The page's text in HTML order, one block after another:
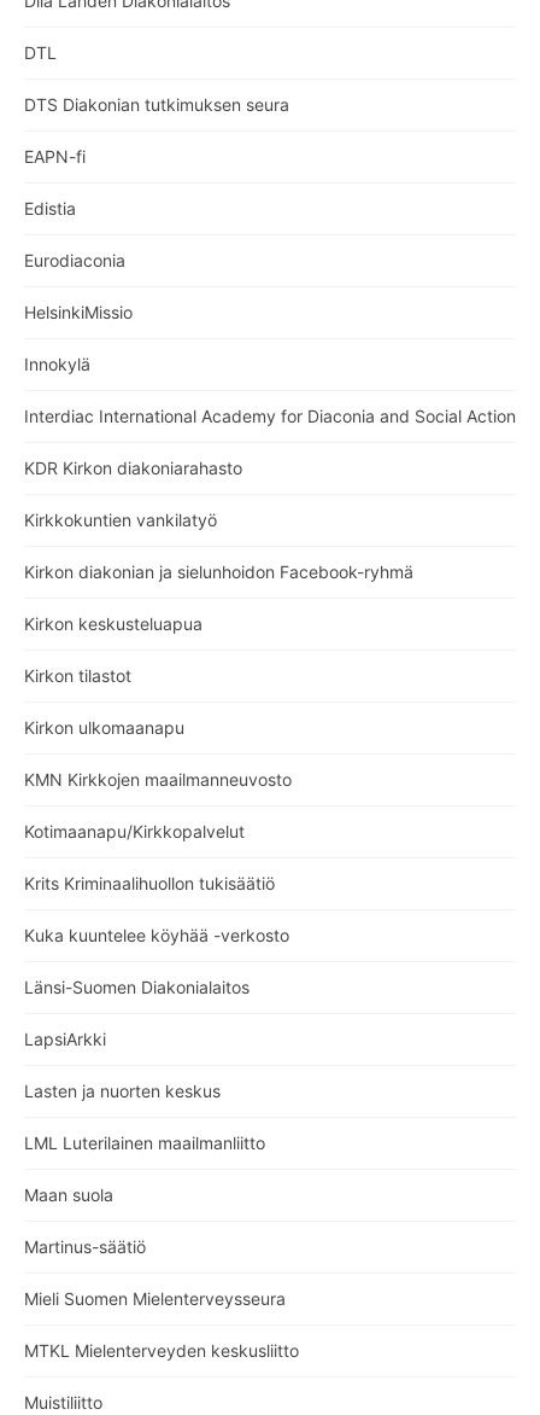
DTL
DTS Diakonian tutkimuksen seura
EAPN-fi
Edistia
Eurodiaconia
HelsinkiMissio
Innokylä
Interdiac International Academy for Diaconia and Social Action
KDR Kirkon diakoniarahasto
Kirkkokuntien vankilatyö
Kirkon diakonian ja sielunhoidon Facebook-ryhmä
Kirkon keskusteluapua
Kirkon tilastot
Kirkon ulkomaanapu
KMN Kirkkojen maailmanneuvosto
Kotimaanapu/Kirkkopalvelut
Krits Kriminaalihuollon tukisäätiö
Kuka kuuntelee köyhää -verkosto
Länsi-Suomen Diakonialaitos
LapsiArkki
Lasten ja nuorten keskus
LML Luterilainen maailmanliitto
Maan suola
Martinus-säätiö
Mieli Suomen Mielenterveysseura
MTKL Mielenterveyden keskusliitto
Muistiliitto